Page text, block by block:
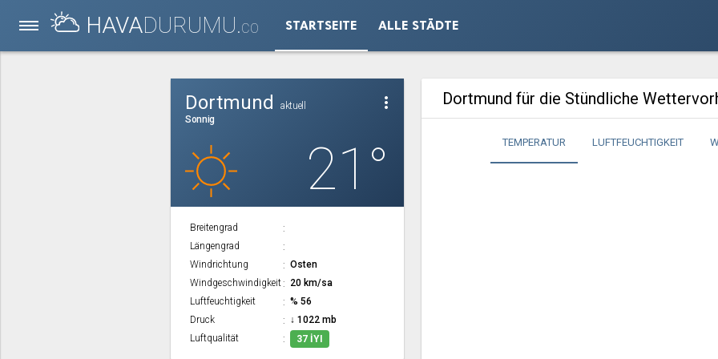
HAVADURUMU.CO STARTSEITE ALLE STÄDTE
more_vert
Dortmund
aktuell
Sonnig
21°
Breitengrad
Längengrad
Windrichtung
Osten
Windgeschwindigkeit
20 km/sa
Luftfeuchtigkeit
% 56
Druck
↓ 1022 mb
Luftqualität
37 İYI
Dortmund für die Stündliche
TEMPERATUR LUFTFEUCHTIGKEIT